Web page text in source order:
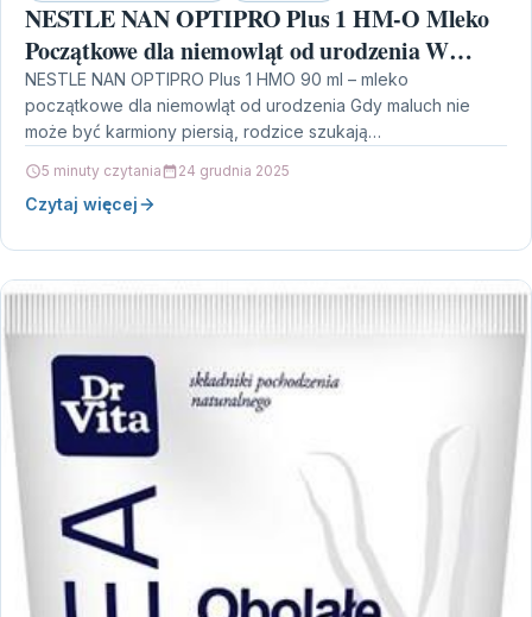
NESTLE NAN OPTIPRO Plus 1 HM-O Mleko
Początkowe dla niemowląt od urodzenia W
Płynie 90ml
NESTLE NAN OPTIPRO Plus 1 HMO 90 ml – mleko
początkowe dla niemowląt od urodzenia Gdy maluch nie
może być karmiony piersią, rodzice szukają…
5 minuty czytania 24 grudnia 2025
Czytaj więcej